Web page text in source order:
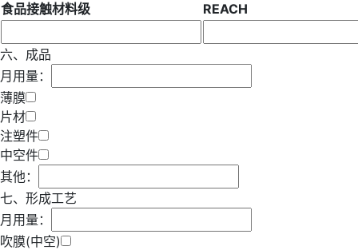
食品接触材料级
REACH
六、成品
月用量：
薄膜
片材
注塑件
中空件
其他：
七、形成工艺
月用量：
吹膜(中空)